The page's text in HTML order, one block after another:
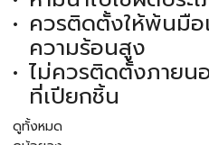
ควรติดตั้งให้พ้นมื
ความร้อนสูง
ไม่ควรติดตั้งภายน
ที่เปียกชิ้น
ดูทั้งหมด